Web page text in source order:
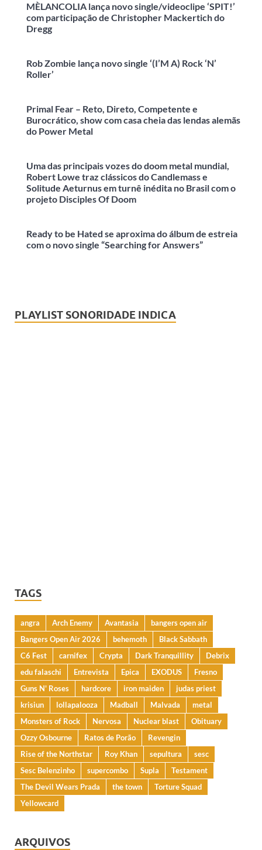
MÈLANCOLIA lança novo single/videoclipe ‘SPIT!’
com participação de Christopher Mackertich do
Dregg
Rob Zombie lança novo single ‘(I’M A) Rock ‘N’
Roller’
Primal Fear – Reto, Direto, Competente e
Burocrático, show com casa cheia das lendas alemãs
do Power Metal
Uma das principais vozes do doom metal mundial,
Robert Lowe traz clássicos do Candlemass e
Solitude Aeturnus em turnê inédita no Brasil com o
projeto Disciples Of Doom
Ready to be Hated se aproxima do álbum de estreia
com o novo single “Searching for Answers”
PLAYLIST SONORIDADE INDICA
TAGS
angra Arch Enemy Avantasia
bangers open air
Bangers Open Air 2026
behemoth
Black Sabbath
C6 Fest
carnifex Crypta Dark Tranquillity
Debrix
edu falaschi
Entrevista Epica EXODUS
Fresno
Guns N' Roses
hardcore iron maiden
judas priest
krisiun
lollapalooza Madball Malvada
metal
Monsters of Rock
Nervosa Nuclear blast
Obituary
Ozzy Osbourne
Ratos de Porão
Revengin
Rise of the Northstar
Roy Khan sepultura
sesc
Sesc Belenzinho
supercombo Supla
Testament
The Devil Wears Prada
the town
Torture Squad
Yellowcard
ARQUIVOS